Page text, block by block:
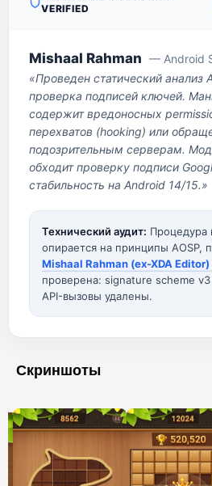
VERIFIED
Mishaal Rahman — Android
«Проведен статический анализ
проверка подписей ключей.
содержит вредоносных
перехватов (hooking) или
подозрительным серверам.
обходит проверку подписи
стабильность на Android 14/15.»
Технический аудит: Процедура
опирается на принципы AOSP,
Mishaal Rahman (ex-XDA Editor)
проверена: signature scheme
API-вызовы удалены.
Скриншоты